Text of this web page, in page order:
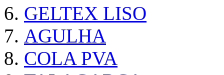
GELTEX LISO
AGULHA
COLA PVA